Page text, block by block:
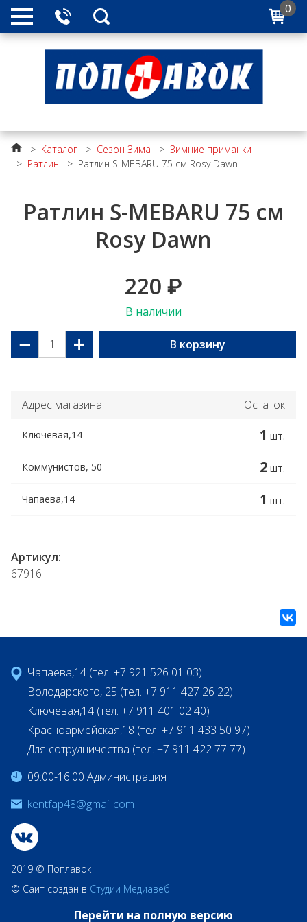
0
> Каталог > Сезон Зима > Зимние приманки
> Ратлин > Ратлин S-MEBARU 75 см Rosy Dawn
Ратлин S-MEBARU 75 см
Rosy Dawn
220 ₽
В наличии
− + В корзину
Адрес магазина Остаток
Ключевая,14 1 шт.
Коммунистов, 50 2 шт.
Чапаева,14 1 шт.
Артикул:
67916
Чапаева,14 (тел. +7 921 526 01 03)
Володарского, 25 (тел. +7 911 427 26 22)
Ключевая,14 (тел. +7 911 401 02 40)
Красноармейская,18 (тел. +7 911 433 50 97)
Для сотрудничества (тел. +7 911 422 77 77)
09:00-16:00 Администрация
kentfap48@gmail.com
2019 © Поплавок
© Сайт создан в Студии Медиавеб
Перейти на полную версию